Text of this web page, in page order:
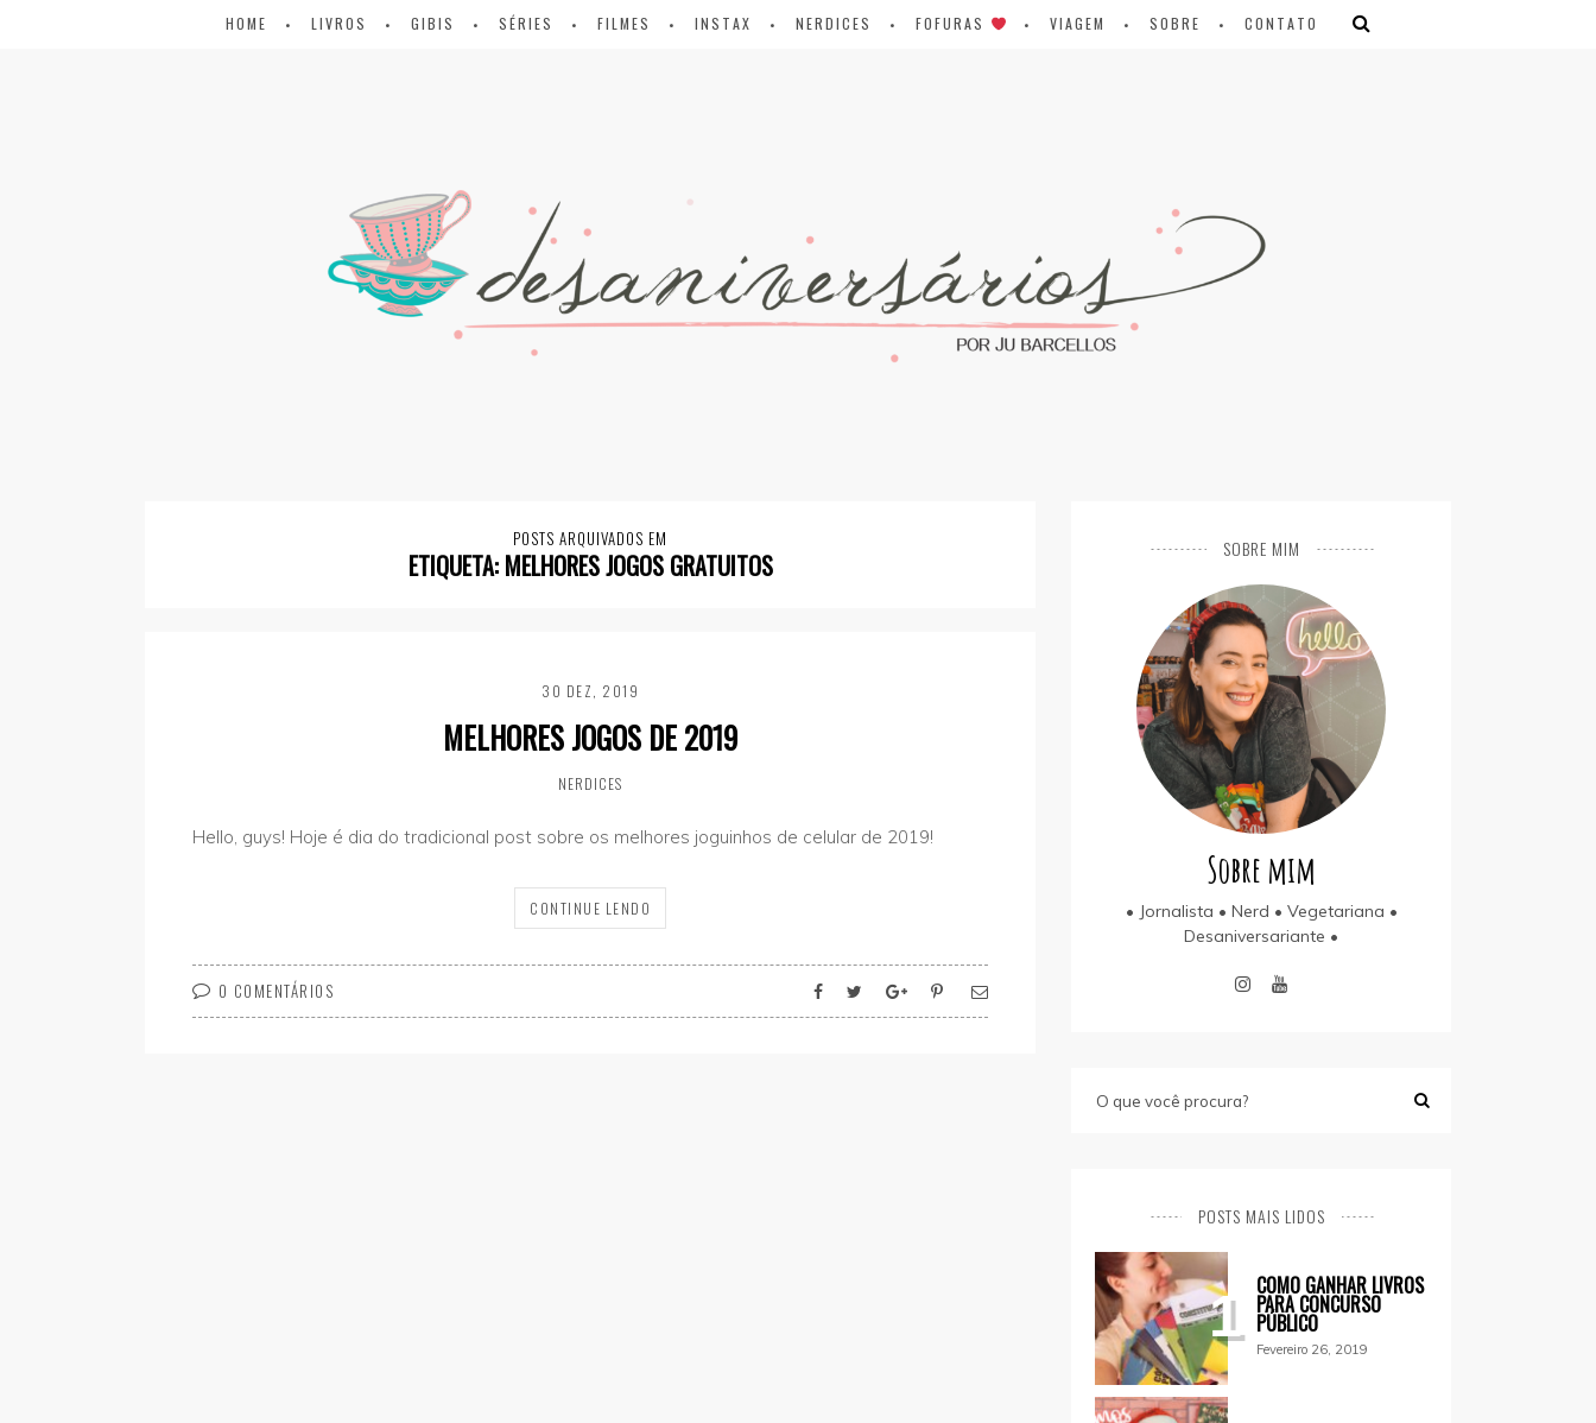
HOME LIVROS GIBIS SÉRIES FILMES INSTAX NERDICES FOFURAS VIAGEM SOBRE CONTATO
POSTS ARQUIVADOS EM
ETIQUETA: MELHORES JOGOS GRATUITOS
30 DEZ, 2019
MELHORES JOGOS DE 2019
NERDICES
Hello, guys! Hoje é dia do tradicional post sobre os melhores joguinhos de celular de 2019!
CONTINUE LENDO
0 COMENTÁRIOS
SOBRE MIM
Sobre mim
• Jornalista • Nerd • Vegetariana •
Desaniversariante •
POSTS MAIS LIDOS
1 COMO GANHAR LIVROS
PARA CONCURSO
PÚBLICO
Fevereiro 26, 2019